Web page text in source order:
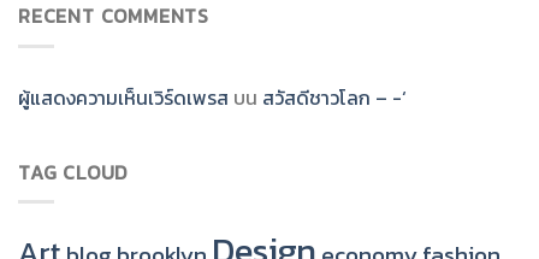
RECENT COMMENTS
ผู้แสดงความเห็นเวิร์ดเพรส บน สวัสดีชาวโลก – -‘
TAG CLOUD